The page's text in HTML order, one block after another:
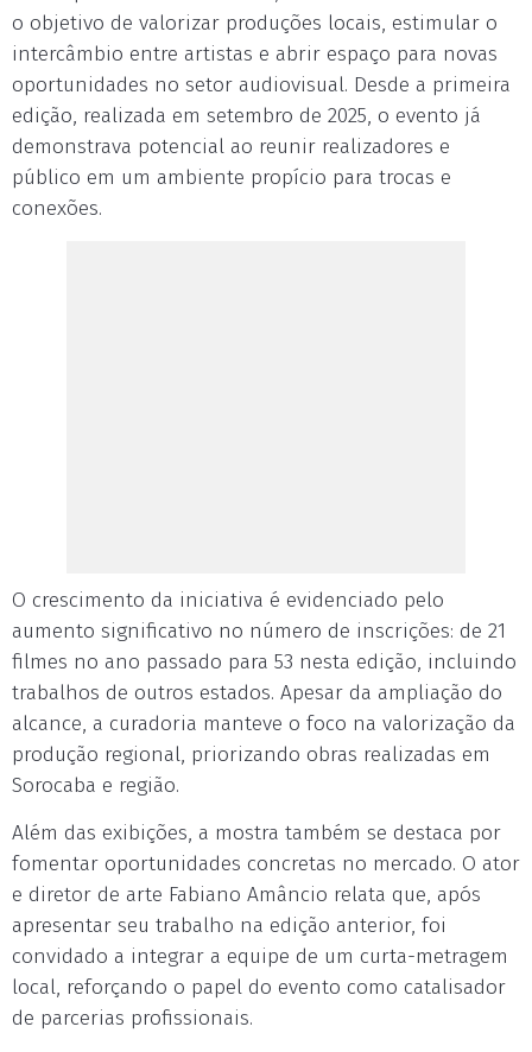
o objetivo de valorizar produções locais, estimular o
intercâmbio entre artistas e abrir espaço para novas
oportunidades no setor audiovisual. Desde a primeira
edição, realizada em setembro de 2025, o evento já
demonstrava potencial ao reunir realizadores e
público em um ambiente propício para trocas e
conexões.
O crescimento da iniciativa é evidenciado pelo
aumento significativo no número de inscrições: de 21
filmes no ano passado para 53 nesta edição, incluindo
trabalhos de outros estados. Apesar da ampliação do
alcance, a curadoria manteve o foco na valorização da
produção regional, priorizando obras realizadas em
Sorocaba e região.
Além das exibições, a mostra também se destaca por
fomentar oportunidades concretas no mercado. O ator
e diretor de arte Fabiano Amâncio relata que, após
apresentar seu trabalho na edição anterior, foi
convidado a integrar a equipe de um curta-metragem
local, reforçando o papel do evento como catalisador
de parcerias profissionais.